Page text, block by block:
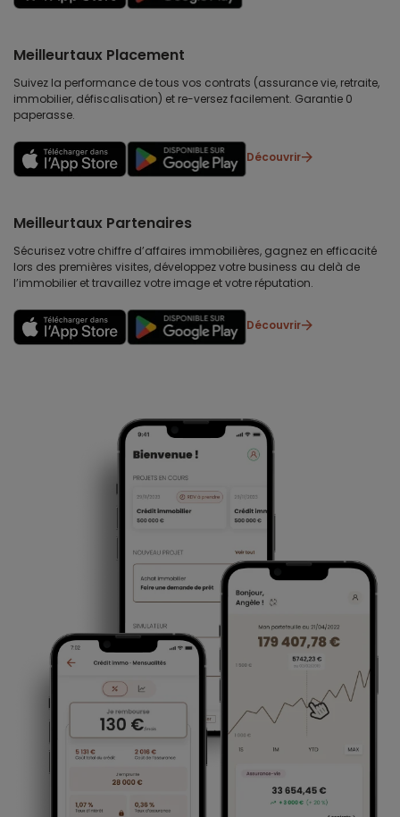
Meilleurtaux Placement
Suivez la performance de tous vos contrats (assurance vie, retraite,
immobilier, défiscalisation) et re-versez facilement. Garantie 0
paperasse.
Découvrir
Meilleurtaux Partenaires
Sécurisez votre chiffre d’affaires immobilières, gagnez en efficacité
lors des premières visites, développez votre business au delà de
l’immobilier et travaillez votre image et votre réputation.
Découvrir